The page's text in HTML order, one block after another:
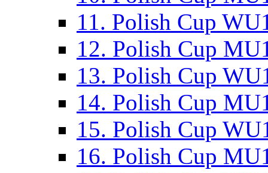
11. Polish Cup
12. Polish Cup
13. Polish Cup
14. Polish Cup
15. Polish Cup
16. Polish Cup